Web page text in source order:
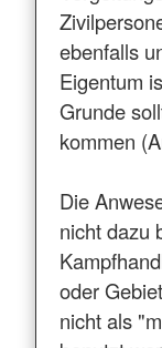
ebenfalls
Eigentum
Grunde
kommen
Die
nicht dazu
oder
nicht als